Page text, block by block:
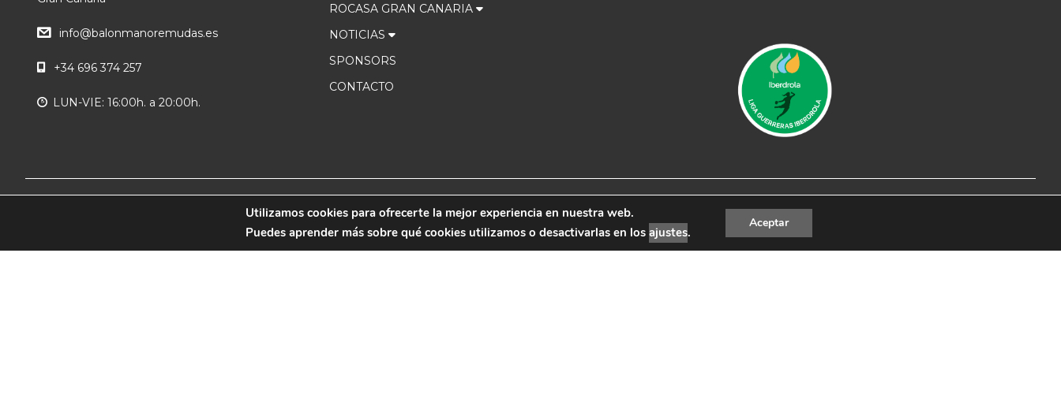
info@balonmanoremudas.es
+34 696 374 257
LUN-VIE: 16:00h. a 20:00h.
ROCASA GRAN CANARIA
NOTICIAS
SPONSORS
CONTACTO
© 2019 CB Remudas - Desarrollado por3COM Marketing |Política de Privacidad
Utilizamos cookies para ofrecerte la mejor experiencia en nuestra web.
Puedes aprender más sobre qué cookies utilizamos o desactivarlas en los ajustes.
Aceptar